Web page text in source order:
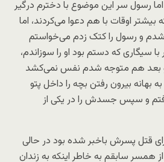
رسول سر این موضوع با دخترم درگیر
بیشتر اوقات با هم دعوا می‌کردند، اما
و رسول را کتک زدم می‌خواستم
سیگاری که دستم بود او را سوزاندم،
و بعد هم متوجه شدم نفس نمی‌کشد
بهانه بیرون رفتن بچه را داخل پتو
و سپس جسدش را در یکی از
قتل پسرش باخبر شده بود در حالی
همسر سابقم به خاطر اینکه به زندان